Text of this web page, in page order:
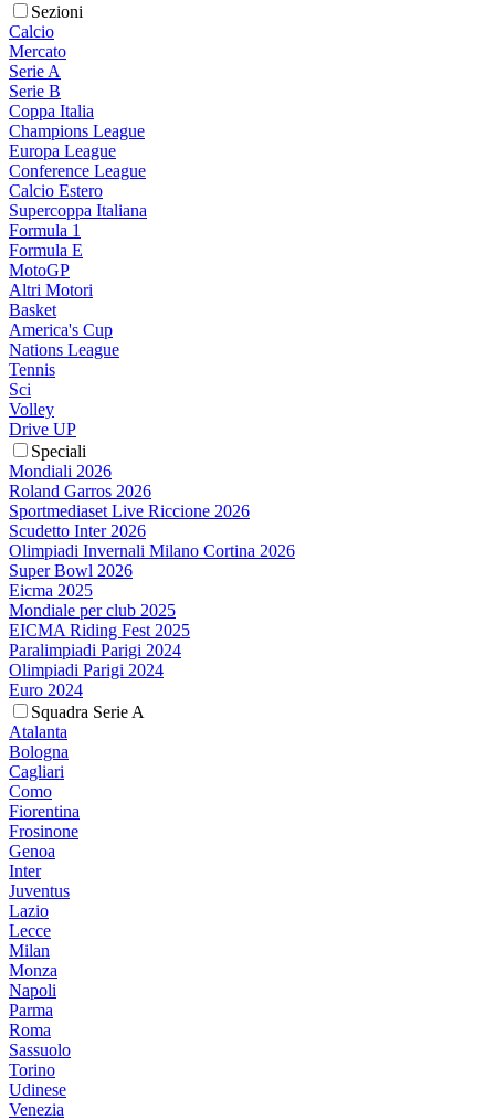
Sezioni
Calcio
Mercato
Serie A
Serie B
Coppa Italia
Champions League
Europa League
Conference League
Calcio Estero
Supercoppa Italiana
Formula 1
Formula E
MotoGP
Altri Motori
Basket
America's Cup
Nations League
Tennis
Sci
Volley
Drive UP
Speciali
Mondiali 2026
Roland Garros 2026
Sportmediaset Live Riccione 2026
Scudetto Inter 2026
Olimpiadi Invernali Milano Cortina 2026
Super Bowl 2026
Eicma 2025
Mondiale per club 2025
EICMA Riding Fest 2025
Paralimpiadi Parigi 2024
Olimpiadi Parigi 2024
Euro 2024
Squadra Serie A
Atalanta
Bologna
Cagliari
Como
Fiorentina
Frosinone
Genoa
Inter
Juventus
Lazio
Lecce
Milan
Monza
Napoli
Parma
Roma
Sassuolo
Torino
Udinese
Venezia